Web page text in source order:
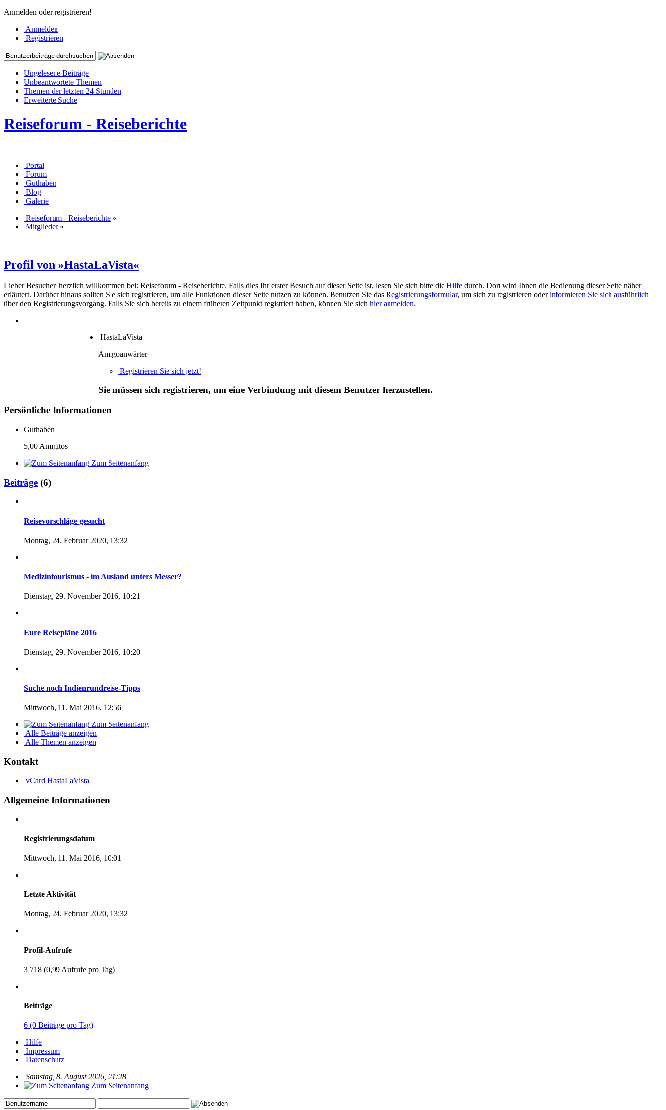
Anmelden oder registrieren!
Anmelden
Registrieren
Ungelesene Beiträge
Unbeantwortete Themen
Themen der letzten 24 Stunden
Erweiterte Suche
Reiseforum - Reiseberichte
Portal
Forum
Guthaben
Blog
Galerie
Reiseforum - Reiseberichte »
Mitglieder»
Profil von »HastaLaVista«
Lieber Besucher, herzlich willkommen bei: Reiseforum - Reiseberichte. Falls dies Ihr erster Besuch auf dieser Seite ist, lesen Sie sich bitte die Hilfe durch. Dort wird Ihnen die Bedienung dieser Seite näher
erläutert. Darüber hinaus sollten Sie sich registrieren, um alle Funktionen dieser Seite nutzen zu können. Benutzen Sie das Registrierungsformular, um sich zu registrieren oderinformieren Sie sich ausführlich
über den Registrierungsvorgang. Falls Sie sich bereits zu einem früheren Zeitpunkt registriert haben, können Sie sich hier anmelden.
HastaLaVista
Amigoanwärter
Registrieren Sie sich jetzt!
Sie müssen sich registrieren, um eine Verbindung mit diesem Benutzer herzustellen.
Persönliche Informationen
Guthaben
5,00 Amigitos
Zum Seitenanfang
Beiträge (6)
Reisevorschläge gesucht
Montag, 24. Februar 2020, 13:32
Medizintourismus - im Ausland unters Messer?
Dienstag, 29. November 2016, 10:21
Eure Reisepläne 2016
Dienstag, 29. November 2016, 10:20
Suche noch Indienrundreise-Tipps
Mittwoch, 11. Mai 2016, 12:56
Zum Seitenanfang
Alle Beiträge anzeigen
Alle Themen anzeigen
Kontakt
vCard HastaLaVista
Allgemeine Informationen
Registrierungsdatum
Mittwoch, 11. Mai 2016, 10:01
Letzte Aktivität
Montag, 24. Februar 2020, 13:32
Profil-Aufrufe
3 718 (0,99 Aufrufe pro Tag)
Beiträge
6 (0 Beiträge pro Tag)
Hilfe
Impressum
Datenschutz
Samstag, 8. August 2026, 21:28
Zum Seitenanfang